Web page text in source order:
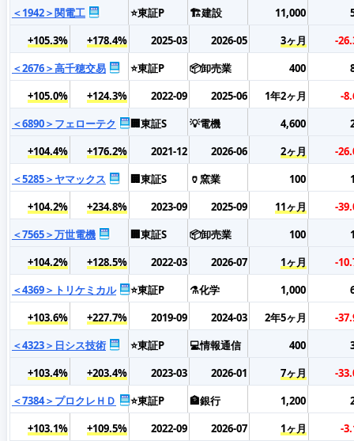
＜1942＞関電工
⭐東証P 🏗️建設 11,000
+105.3%
+178.4% 2025-03 2026-05 3ヶ月
-
＜2676＞高千穂交易
⭐東証P 📦卸売業 400
+105.0%
+124.3% 2022-09 2025-06 1年2ヶ月
-
＜6890＞フェローテク
🏢東証S 💡電機 4,600
+104.4%
+176.2% 2021-12 2026-06 2ヶ月
-
＜5285＞ヤマックス
🏢東証S 🏺窯業 100
+104.2%
+234.8% 2023-09 2025-09 11ヶ月
-
＜7565＞万世電機
🏢東証S 📦卸売業 100
+104.2%
+128.5% 2022-03 2026-07 1ヶ月
-
＜4369＞トリケミカル
⭐東証P ⚗️化学 1,000
+103.6%
+227.7% 2019-09 2024-03 2年5ヶ月
-
＜4323＞日シス技術
⭐東証P 💻情報通信 400
+103.4%
+203.4% 2023-03 2026-01 7ヶ月
-
＜7384＞プロクレＨＤ
⭐東証P 🏦銀行 1,200
+103.1%
+109.5% 2022-09 2026-07 1ヶ月
-